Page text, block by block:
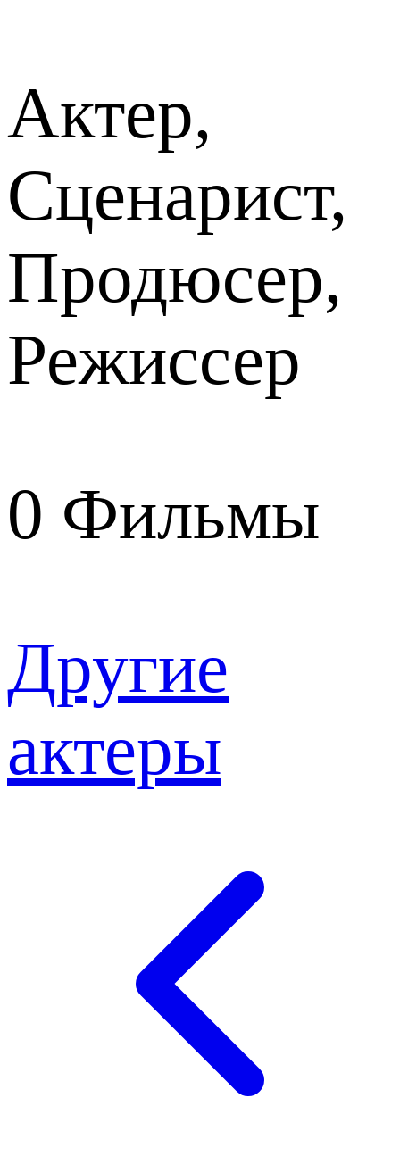
Актер,
Сценарист,
Продюсер,
Режиссер
0 Фильмы
Другие
актеры